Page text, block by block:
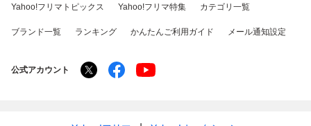
Yahoo!フリマトピックス Yahoo!フリマ特集 カテゴリ一覧
ブランド一覧 ランキング かんたんご利用ガイド メール通知設定
公式アカウント